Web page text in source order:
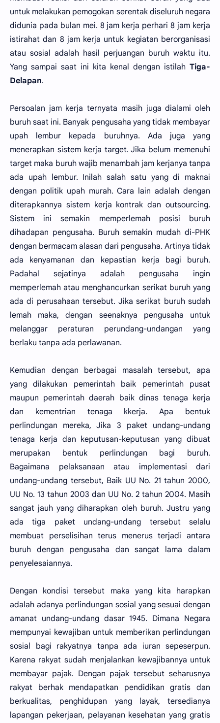
untuk melakukan pemogokan serentak diseluruh negara
didunia pada bulan mei. 8 jam kerja perhari 8 jam kerja
istirahat dan 8 jam kerja untuk kegiatan berorganisasi
atau sosial adalah hasil perjuangan buruh waktu itu.
Yang sampai saat ini kita kenal dengan istilah Tiga-
Delapan.
Persoalan jam kerja ternyata masih juga dialami oleh
buruh saat ini. Banyak pengusaha yang tidak membayar
upah lembur kepada buruhnya. Ada juga yang
menerapkan sistem kerja target. Jika belum memenuhi
target maka buruh wajib menambah jam kerjanya tanpa
ada upah lembur. Inilah salah satu yang di maknai
dengan politik upah murah. Cara lain adalah dengan
diterapkannya sistem kerja kontrak dan outsourcing.
Sistem ini semakin memperlemah posisi buruh
dihadapan pengusaha. Buruh semakin mudah di-PHK
dengan bermacam alasan dari pengusaha. Artinya tidak
ada kenyamanan dan kepastian kerja bagi buruh.
Padahal sejatinya adalah pengusaha ingin
memperlemah atau menghancurkan serikat buruh yang
ada di perusahaan tersebut. Jika serikat buruh sudah
lemah maka, dengan seenaknya pengusaha untuk
melanggar peraturan perundang-undangan yang
berlaku tanpa ada perlawanan.
Kemudian dengan berbagai masalah tersebut, apa
yang dilakukan pemerintah baik pemerintah pusat
maupun pemerintah daerah baik dinas tenaga kerja
dan kementrian tenaga kkerja. Apa bentuk
perlindungan mereka, Jika 3 paket undang-undang
tenaga kerja dan keputusan-keputusan yang dibuat
merupakan bentuk perlindungan bagi buruh.
Bagaimana pelaksanaan atau implementasi dari
undang-undang tersebut, Baik UU No. 21 tahun 2000,
UU No. 13 tahun 2003 dan UU No. 2 tahun 2004. Masih
sangat jauh yang diharapkan oleh buruh. Justru yang
ada tiga paket undang-undang tersebut selalu
membuat perselisihan terus menerus terjadi antara
buruh dengan pengusaha dan sangat lama dalam
penyelesaiannya.
Dengan kondisi tersebut maka yang kita harapkan
adalah adanya perlindungan sosial yang sesuai dengan
amanat undang-undang dasar 1945. Dimana Negara
mempunyai kewajiban untuk memberikan perlindungan
sosial bagi rakyatnya tanpa ada iuran sepeserpun.
Karena rakyat sudah menjalankan kewajibannya untuk
membayar pajak. Dengan pajak tersebut seharusnya
rakyat berhak mendapatkan pendidikan gratis dan
berkualitas, penghidupan yang layak, tersedianya
lapangan pekerjaan, pelayanan kesehatan yang gratis